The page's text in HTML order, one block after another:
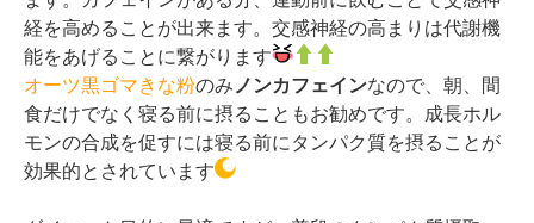
経を高めることが出来ます。交感神経の高まりは代謝機
能をあげることに繋がります
オーツ黒ゴマきな粉のみ ノンカフェインなので、朝、間
食だけでなく寝る前に摂ることもお勧めです。成長ホル
モンの合成を促すには寝る前にタンパク質を摂ることが
効果的とされています